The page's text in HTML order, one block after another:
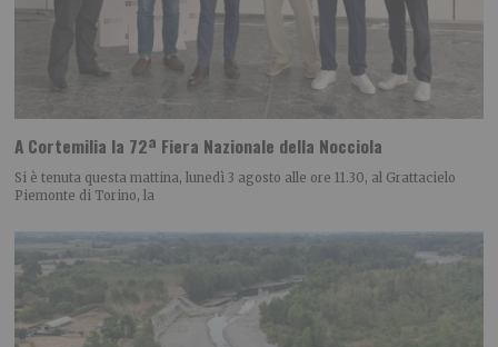
A Cortemilia la 72ª Fiera Nazionale della Nocciola
Si è tenuta questa mattina, lunedì 3 agosto alle ore 11.30, al Grattacielo
Piemonte di Torino, la